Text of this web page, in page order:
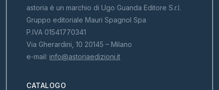
astoria è un marchio di Ugo Guanda Editore S.r.l.
Gruppo editoriale Mauri Spagnol Spa
P.IVA 01541770341
Via Gherardini, 10 20145 – Milano
e-mail: info@astoriaedizioni.it
CATALOGO